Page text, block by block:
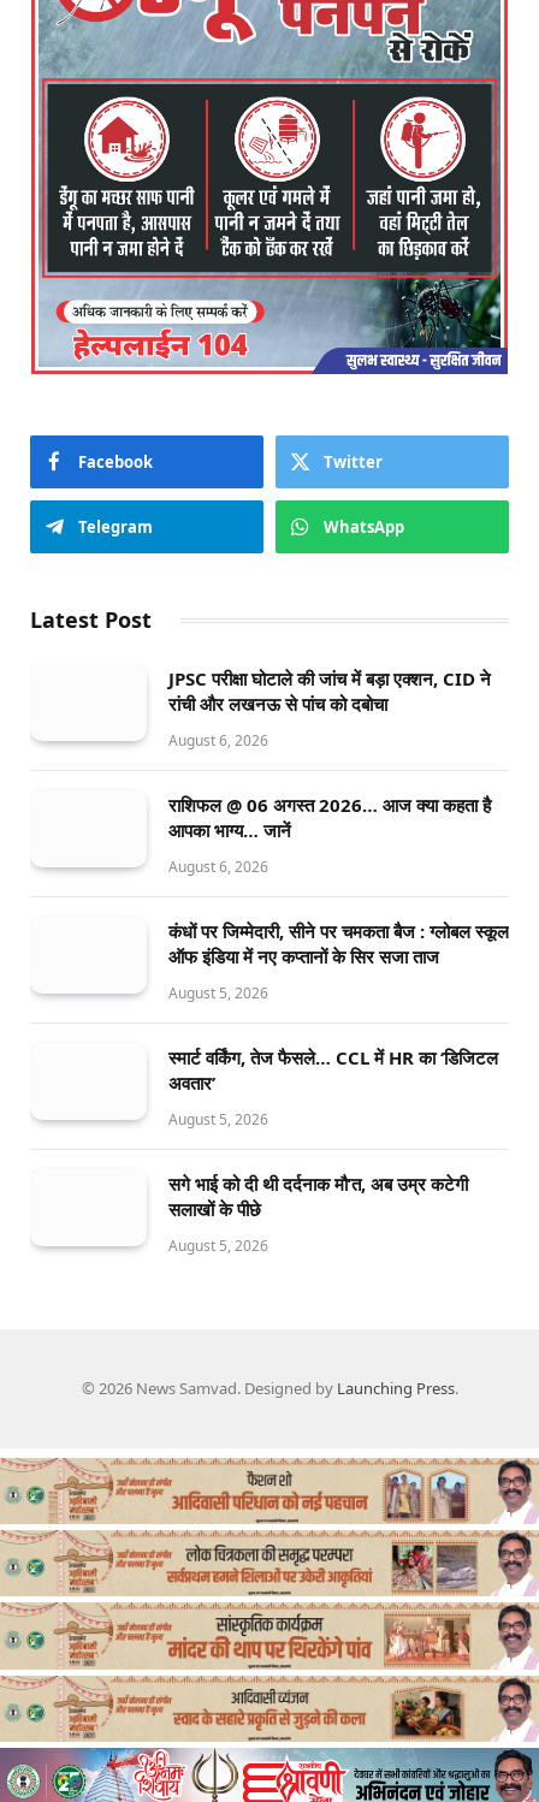
Facebook Twitter
Telegram WhatsApp
Latest Post
JPSC परीक्षा घोटाले की जांच में बड़ा एक्शन, CID ने
रांची और लखनऊ से पांच को दबोचा
August 6, 2026
राशिफल @ 06 अगस्त 2026… आज क्या कहता है
आपका भाग्य… जानें
August 6, 2026
कंधों पर जिम्मेदारी, सीने पर चमकता बैज : ग्लोबल स्कूल
ऑफ इंडिया में नए कप्तानों के सिर सजा ताज
August 5, 2026
स्मार्ट वर्किंग, तेज फैसले… CCL में HR का ‘डिजिटल
अवतार’
August 5, 2026
सगे भाई को दी थी दर्दनाक मौ’त, अब उम्र कटेगी
सलाखों के पीछे
August 5, 2026
© 2026 News Samvad. Designed by Launching Press.